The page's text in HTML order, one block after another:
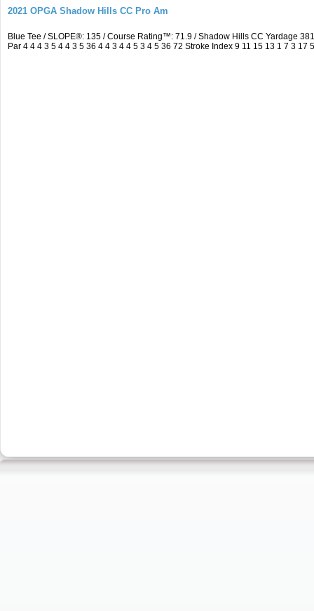
2021 OPGA Shadow Hills CC Pro Am
Blue Tee / SLOPE®: 135 / Course Rating™: 71.9 / Shadow Hills CC Yardage
Par 4 4 4 3 5 4 4 3 5 36 4 4 3 4 4 5 3 4 5 36 72 Stroke Index 9 11 15 13 1 7 3 17